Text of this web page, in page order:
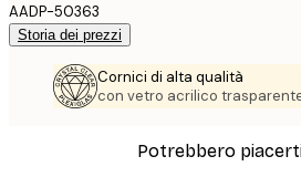
AADP-50363
Storia dei prezzi
Cornici di alta qualità
con vetro acrilico
Potrebbero